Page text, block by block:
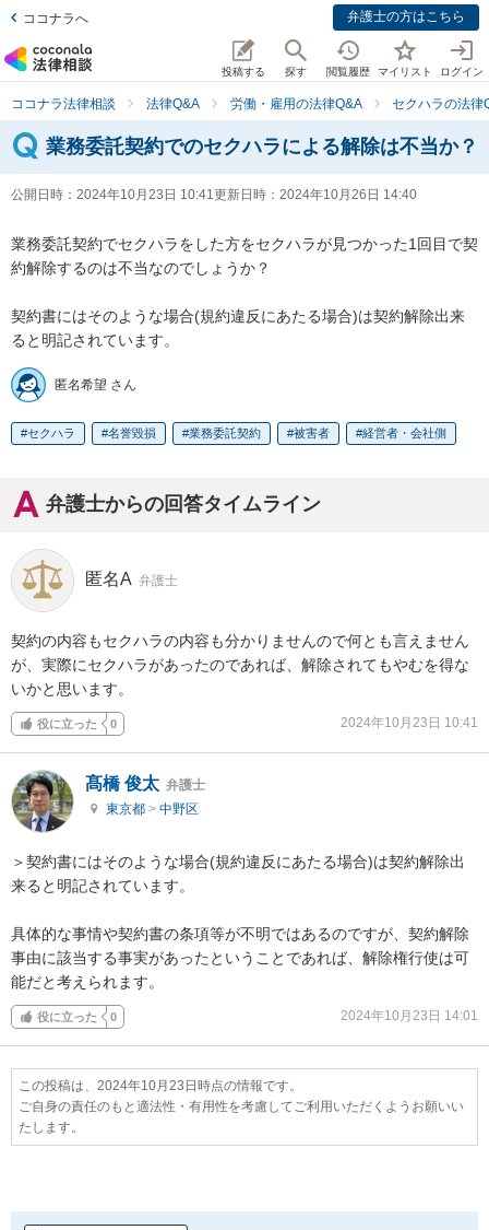
ココナラへ 弁護士の方はこちら
投稿する 探す 閲覧履歴 マイリスト ログイン
ココナラ法律相談 法律Q&A 労働・雇用の法律Q&A セクハラの法律
業務委託契約でのセクハラによる解除は不当か？
公開日時： 2024年10月23日 10:41更新日時： 2024年10月26日 14:40
業務委託契約でセクハラをした方をセクハラが見つかった1回目で契
約解除するのは不当なのでしょうか？
契約書にはそのような場合(規約違反にあたる場合)は契約解除出来
ると明記されています。
匿名希望 さん
セクハラ 名誉毀損 業務委託契約 被害者 経営者・会社側
弁護士からの回答タイムライン
匿名A 弁護士
契約の内容もセクハラの内容も分かりませんので何とも言えません
が、実際にセクハラがあったのであれば、解除されてもやむを得な
いかと思います。
役に立った 0 2024年10月23日 10:41
髙橋 俊太 弁護士
東京都 > 中野区
＞契約書にはそのような場合(規約違反にあたる場合)は契約解除出
来ると明記されています。
具体的な事情や契約書の条項等が不明ではあるのですが、契約解除
事由に該当する事実があったということであれば、解除権行使は可
能だと考えられます。
役に立った 0 2024年10月23日 14:01
この投稿は、2024年10月23日時点の情報です。
ご自身の責任のもと適法性・有用性を考慮してご利用いただくようお願いい
たします。